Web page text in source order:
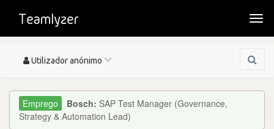
Toggle
Utilizador anónimo
Bosch: SAP Test Manager (Governance,
Strategy & Automation Lead)